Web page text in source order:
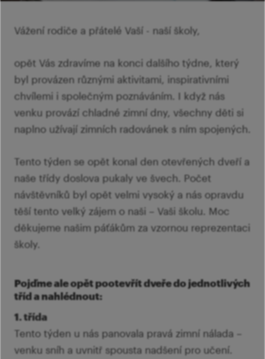
Vážení rodiče a přátelé Vaší - naší školy,
opět Vás zdravíme na konci dalšího týdne, který
byl provázen různými aktivitami, inspirativními
chvílemi i společným poznáváním. I když nás
venku provází chladné zimní dny, všechny děti si
naplno užívají zimních radovánek s ním spojených.
Tento týden se opět konal den otevřených dveří a
naše třídy doslova pukaly ve švech. Počet
návštěvníků byl opět velmi vysoký a nás opravdu
těší tento velký zájem o naši – Vaši školu. Moc
děkujeme našim páťákům za vzornou reprezentaci
školy.
Pojďme ale opět pootevřít dveře do jednotlivých
tříd a nahlédnout:
1. třída
Tento týden u nás panovala pravá zimní nálada –
venku sníh a uvnitř spousta nadšení pro učení.